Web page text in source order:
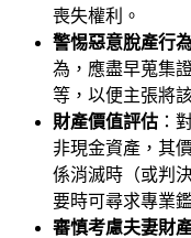
喪失權利。
警惕惡意脫產行
為，應盡早蒐集
等，以便主張將
財產價值評估 ：
非現金資產，其
係消滅時（或判
要時可尋求專業
審慎考慮夫妻財